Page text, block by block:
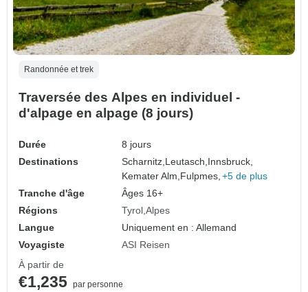
Randonnée et trek
Traversée des Alpes en individuel -
d'alpage en alpage (8 jours)
Durée
8 jours
Destinations
Scharnitz,Leutasch,Innsbruck,
Kemater Alm,Fulpmes, +5 de plus
Tranche d'âge
Âges 16+
Régions
Tyrol Alpes
Langue
Uniquement en : Allemand
Voyagiste
ASI Reisen
À partir de
€1,235 par personne